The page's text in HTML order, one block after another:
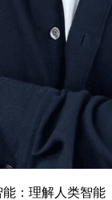
：理解人类智能